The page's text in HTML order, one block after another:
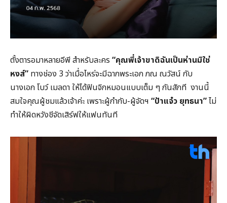
ตั้งตารอมาหลายอีพี สำหรับละคร “คุณพี่เจ้าขาดิฉันเป็นห่านมิใช่
หงส์” ทางช่อง 3 ว่าเมื่อไหร่จะมีฉากพระเอก ภณ ณวัสน์ กับ
นางเอก โบว์ เมลดา ให้ได้ฟินจิกหมอนแบบเต็ม ๆ กันสักที งานนี้
สมใจคุณผู้ชมแล้วเจ้าค่ะ เพราะผู้กำกับ-ผู้จัดฯ “ป้าแจ๋ว ยุทธนา”ไม่
ทำให้ผิดหวังชีจัดเสิร์ฟให้แฟนทันที